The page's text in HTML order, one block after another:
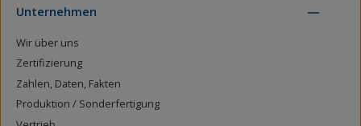
Unternehmen
Wir über uns
Zertifizierung
Zahlen, Daten, Fakten
Produktion / Sonderfertigung